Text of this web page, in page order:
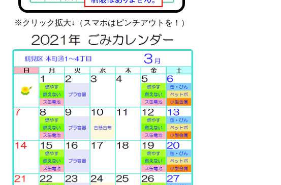
※クリック拡大↓（スマホはピンチアウトを！）